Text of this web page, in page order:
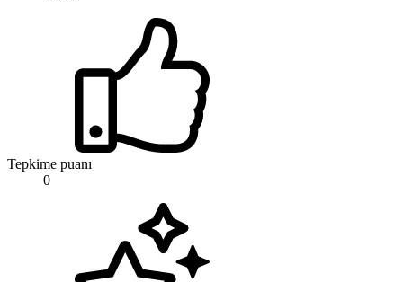
Tepkime puanı
0